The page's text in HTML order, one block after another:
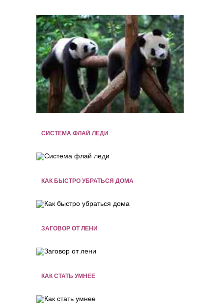
СИСТЕМА ФЛАЙ ЛЕДИ
КАК БЫСТРО УБРАТЬСЯ ДОМА
ЗАГОВОР ОТ ЛЕНИ
КАК СТАТЬ УМНЕЕ